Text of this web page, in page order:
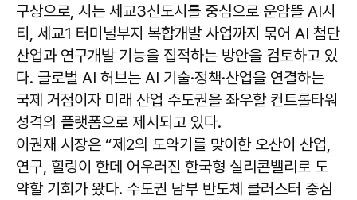
구상으로, 시는 세교3신도시를 중심으로 운암뜰 AI시
티, 세교1 터미널부지 복합개발 사업까지 묶어 AI 첨단
산업과 연구개발 기능을 집적하는 방안을 검토하고 있
다. 글로벌 AI 허브는 AI 기술·정책·산업을 연결하는
국제 거점이자 미래 산업 주도권을 좌우할 컨트롤타워
성격의 플랫폼으로 제시되고 있다.
이권재 시장은 “제2의 도약기를 맞이한 오산이 산업,
연구, 힐링이 한데 어우러진 한국형 실리콘밸리로 도
약할 기회가 왔다. 수도권 남부 반도체 클러스터 중심